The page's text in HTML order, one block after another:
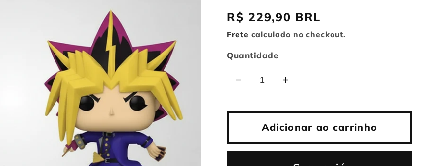
Preço
normal
R$ 229,90 BRL
Frete calculado no checkout.
Quantidade
Diminuir
a
quantidade
POP!
YU-
Aumentar
a
quantidade
de
POP!
YU-
Adicionar ao carrinho